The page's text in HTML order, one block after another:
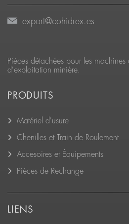
export@cohidrex.es
Pièces détachées pour les machines
d'exploitation minière.
PRODUITS
Matériel d'usure
Chenilles et Train de Roulement
Accesoires et Équipements
Pièces de Rechange
LIENS